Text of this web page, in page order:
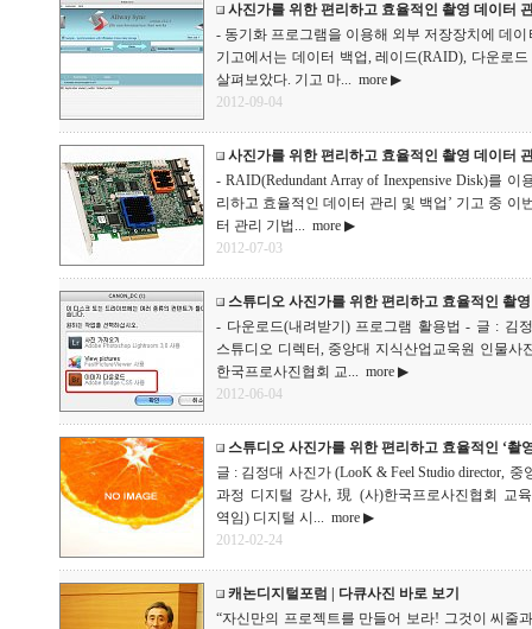
사진가를 위한 편리하고 효율적인 촬영 데이터
- 동기화 프로그램을 이용해 외부 저장장치에 데
기고에서는 데이터 백업, 레이드(RAID), 다운로
살펴보았다. 기고 마... more ▶
2012-09-04
사진가를 위한 편리하고 효율적인 촬영 데이터
- RAID(Redundant Array of Inexpensive Disk)를
리하고 효율적인 데이터 관리 및 백업’ 기고 중 이
터 관리 기법... more ▶
2012-07-03
스튜디오 사진가를 위한 편리하고 효율적인 촬
- 다운로드(내려받기) 프로그램 활용법 - 글 : 김정
스튜디오 디렉터, 중앙대 지식산업교욱원 인물
한국프로사진협회 교... more ▶
2012-06-04
스튜디오 사진가를 위한 편리하고 효율적인 ‘촬
글 : 김정대 사진가 (LooK & Feel Studio director,
과정 디지털 강사, 現 (사)한국프로사진협회 교
역임) 디지털 시... more ▶
2012-02-24
캐논디지털포럼 | 다큐사진 바로 보기
“자신만의 프로젝트를 만들어 보라! 그것이 씨줄